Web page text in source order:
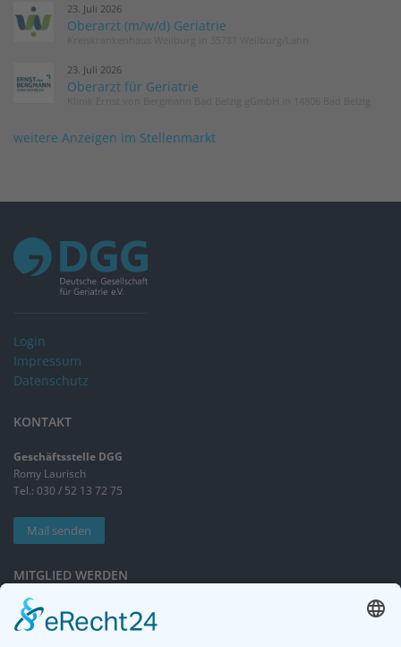
23. Juli 2026
Oberarzt (m/w/d) Geriatrie
23. Juli 2026
Oberarzt für Geriatrie
weitere Anzeigen im Stellenmarkt
Login
Impressum
Datenschutz
KONTAKT
Geschäftsstelle DGG
Romy Laurisch
Tel.: 030 / 52 13 72 75
Mail senden
MITGLIED WERDEN
Sieben gute Gründe
für Ihre Mitgliedschaft